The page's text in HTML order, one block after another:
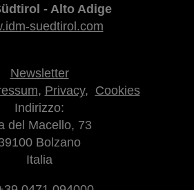
- Alto Adige
suedtirol.com
Newsletter
, Privacy, Cookies
Indirizzo:
del Macello, 73
Bolzano
Italia